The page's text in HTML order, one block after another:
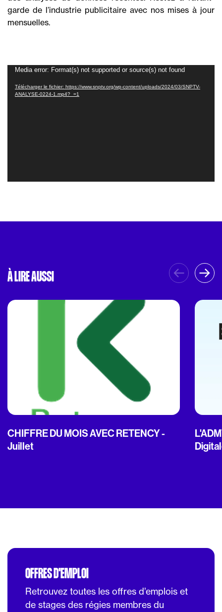
garde de l’industrie publicitaire avec nos mises à jour
mensuelles.
Lecteur
vidéo
Media error: Format(s) not supported or source(s) not found
Télécharger le fichier: https://www.snptv.org/wp-content/uploads/2024/03/SNPTV-
ANALYSE-0224-1.mp4?_=1
À LIRE AUSSI
CHIFFRE DU MOIS AVEC RETENCY -
Juillet
OFFRES D'EMPLOI
Retrouvez toutes les offres d’emplois et
de stages des régies membres du